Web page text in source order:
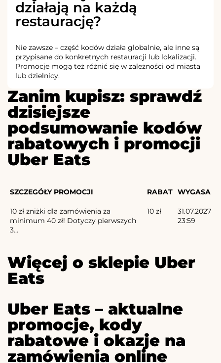
działają na każdą
restaurację?
Nie zawsze – część kodów działa globalnie, ale inne są
przypisane do konkretnych restauracji lub lokalizacji.
Promocje mogą też różnić się w zależności od miasta
lub dzielnicy.
Zanim kupisz: sprawdź
dzisiejsze
podsumowanie kodów
rabatowych i promocji
Uber Eats
SZCZEGÓŁY PROMOCJI RABAT WYGASA
10 zł zniżki dla zamówienia za
minimum 40 zł! Dotyczy pierwszych
3...
10 zł
31.07.2027
23:59
Więcej o sklepie Uber
Eats
Uber Eats – aktualne
promocje, kody
rabatowe i okazje na
zamówienia online